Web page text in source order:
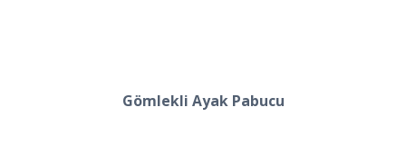
Gömlekli Ayak Pabucu